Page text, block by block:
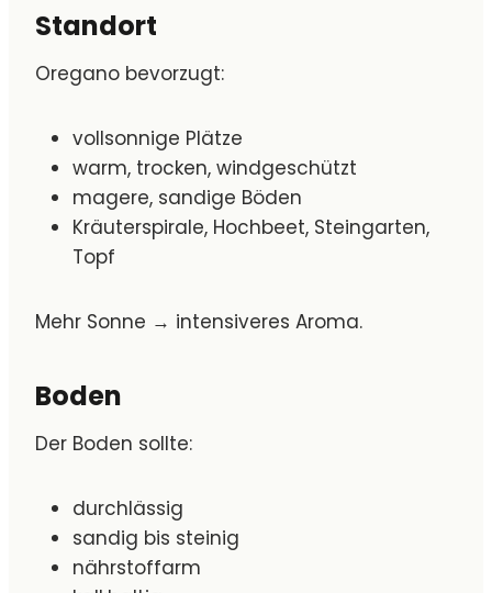
Standort
Oregano bevorzugt:
vollsonnige Plätze
warm, trocken, windgeschützt
magere, sandige Böden
Kräuterspirale, Hochbeet, Steingarten,
Topf
Mehr Sonne → intensiveres Aroma.
Boden
Der Boden sollte:
durchlässig
sandig bis steinig
nährstoffarm